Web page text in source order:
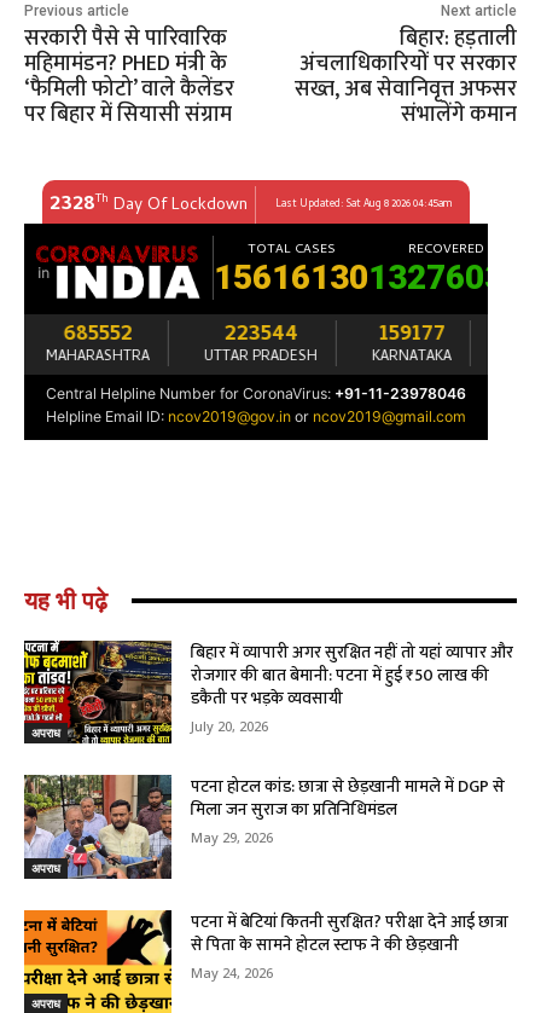
Previous article
सरकारी पैसे से पारिवारिक
महिमामंडन? PHED मंत्री के
‘फैमिली फोटो’ वाले कैलेंडर
पर बिहार में सियासी संग्राम
Next article
बिहार: हड़ताली
अंचलाधिकारियों पर सरकार
सख्त, अब सेवानिवृत्त अफसर
संभालेंगे कमान
यह भी पढ़े
अपराध
बिहार में व्यापारी अगर सुरक्षित नहीं तो यहां व्यापार और
रोजगार की बात बेमानी: पटना में हुई ₹50 लाख की
डकैती पर भड़के व्यवसायी
July 20, 2026
अपराध
पटना होटल कांड: छात्रा से छेड़खानी मामले में DGP से
मिला जन सुराज का प्रतिनिधिमंडल
May 29, 2026
अपराध
पटना में बेटियां कितनी सुरक्षित? परीक्षा देने आई छात्रा
से पिता के सामने होटल स्टाफ ने की छेड़खानी
May 24, 2026